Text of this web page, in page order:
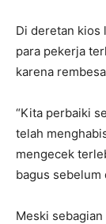
Di deretan kios
para pekerja
karena
“Kita perbaiki
telah
mengecek
bagus sebelum
Meski